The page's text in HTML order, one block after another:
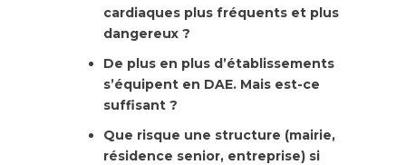
cardiaques plus fréquents et plus
dangereux ?
De plus en plus d’établissements
s’équipent en DAE. Mais est-ce
suffisant ?
Que risque une structure (mairie,
résidence senior, entreprise) si